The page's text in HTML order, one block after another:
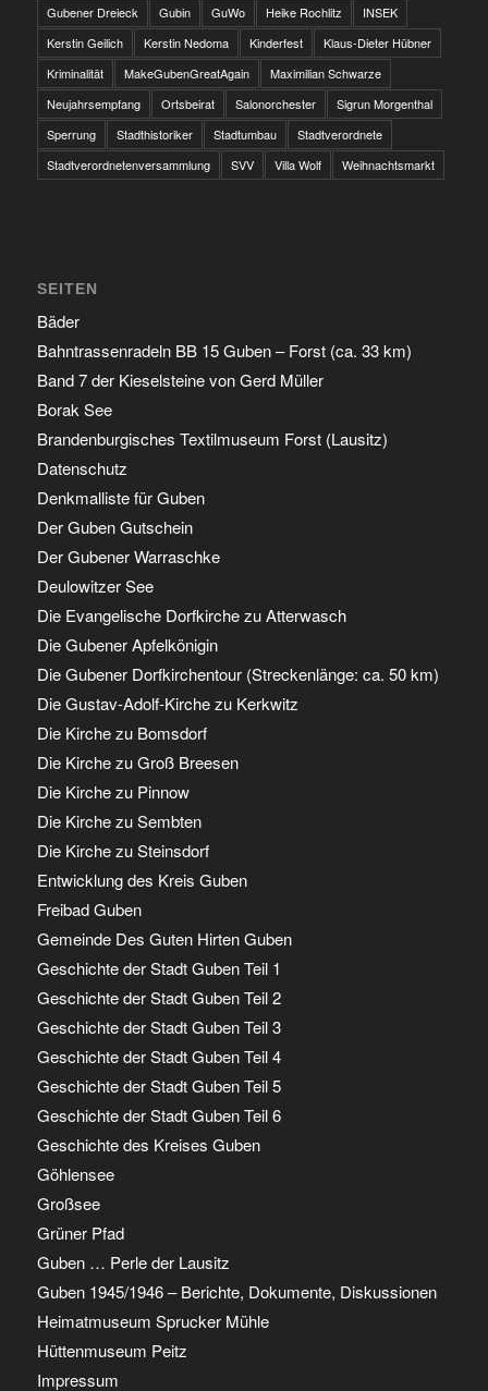
Gubener Dreieck
Gubin GuWo Heike Rochlitz
INSEK
Kerstin Geilich
Kerstin Nedoma Kinderfest
Klaus-Dieter Hübner
Kriminalität
MakeGubenGreatAgain
Maximilian Schwarze
Neujahrsempfang
Ortsbeirat Salonorchester
Sigrun Morgenthal
Sperrung
Stadthistoriker Stadtumbau
Stadtverordnete
Stadtverordnetenversammlung
SVV Villa Wolf Weihnachtsmarkt
SEITEN
Bäder
Bahntrassenradeln BB 15 Guben – Forst (ca. 33 km)
Band 7 der Kieselsteine von Gerd Müller
Borak See
Brandenburgisches Textilmuseum Forst (Lausitz)
Datenschutz
Denkmalliste für Guben
Der Guben Gutschein
Der Gubener Warraschke
Deulowitzer See
Die Evangelische Dorfkirche zu Atterwasch
Die Gubener Apfelkönigin
Die Gubener Dorfkirchentour (Streckenlänge: ca. 50 km)
Die Gustav-Adolf-Kirche zu Kerkwitz
Die Kirche zu Bomsdorf
Die Kirche zu Groß Breesen
Die Kirche zu Pinnow
Die Kirche zu Sembten
Die Kirche zu Steinsdorf
Entwicklung des Kreis Guben
Freibad Guben
Gemeinde Des Guten Hirten Guben
Geschichte der Stadt Guben Teil 1
Geschichte der Stadt Guben Teil 2
Geschichte der Stadt Guben Teil 3
Geschichte der Stadt Guben Teil 4
Geschichte der Stadt Guben Teil 5
Geschichte der Stadt Guben Teil 6
Geschichte des Kreises Guben
Göhlensee
Großsee
Grüner Pfad
Guben … Perle der Lausitz
Guben 1945/1946 – Berichte, Dokumente, Diskussionen
Heimatmuseum Sprucker Mühle
Hüttenmuseum Peitz
Impressum